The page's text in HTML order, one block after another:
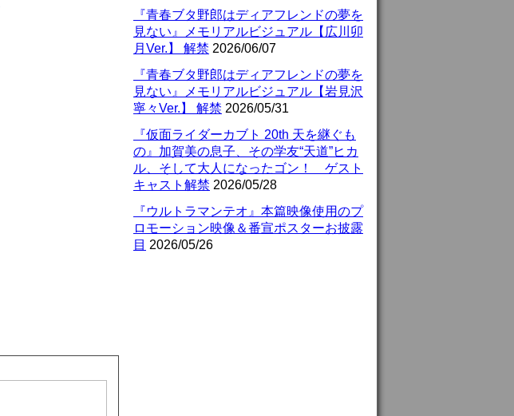
『青春ブタ野郎はディアフレンドの夢を
見ない』メモリアルビジュアル【広川卯
月Ver.】 解禁 2026/06/07
『青春ブタ野郎はディアフレンドの夢を
見ない』メモリアルビジュアル【岩見沢
寧々Ver.】 解禁 2026/05/31
『仮面ライダーカブト 20th 天を継ぐも
の』加賀美の息子、その学友“天道”ヒカ
ル、そして大人になったゴン！ ゲスト
キャスト解禁 2026/05/28
『ウルトラマンテオ』本篇映像使用のプ
ロモーション映像＆番宣ポスターお披露
目 2026/05/26